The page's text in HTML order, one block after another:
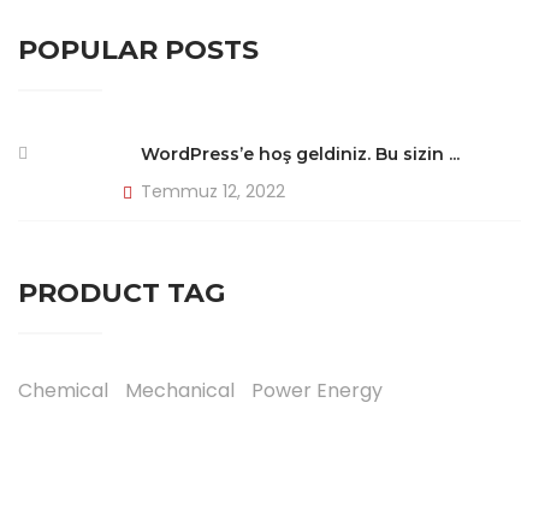
POPULAR POSTS
WordPress’e hoş geldiniz. Bu sizin ...
Temmuz 12, 2022
PRODUCT TAG
Chemical Mechanical Power Energy